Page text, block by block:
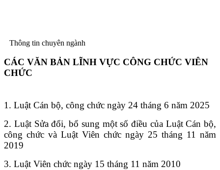
Thông tin chuyên ngành
CÁC VĂN BẢN LĨNH VỰC CÔNG CHỨC VIÊN
CHỨC
1. Luật Cán bộ, công chức ngày 24 tháng 6 năm 2025
2. Luật Sửa đổi, bổ sung một số điều của Luật Cán bộ,
công chức và Luật Viên chức ngày 25 tháng 11 năm
2019
3. Luật Viên chức ngày 15 tháng 11 năm 2010